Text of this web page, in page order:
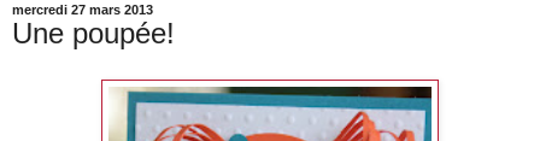
mercredi 27 mars 2013
Une poupée!